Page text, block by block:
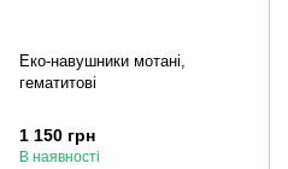
Еко-навушники мотані,
гематитові
1 150 грн
В наявності